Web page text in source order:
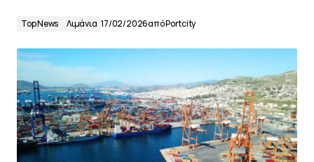
Top News Λιμάνια 17/02/2026απόPortcity